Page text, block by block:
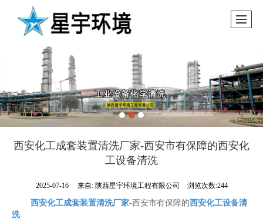
西安化工成套装置清洗厂家-西安市有保障的西安化
工设备清洗
2025-07-16 来自: 陕西星宇环境工程有限公司 浏览次数:244
西安化工成套装置清洗厂家-西安市有保障的西安化工设备清
洗